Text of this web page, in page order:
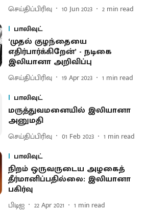
செய்திப்பிரிவு 10 Jun 2023 2 min read
பாலிவுட்
‘முதல் குழந்தையை
எதிர்பார்க்கிறேன்’ - நடிகை
இலியானா அறிவிப்பு
செய்திப்பிரிவு 19 Apr 2023 1 min read
பாலிவுட்
மருத்துவமனையில் இலியானா
அனுமதி
செய்திப்பிரிவு 01 Feb 2023 1 min read
பாலிவுட்
நிறம் ஒருவருடைய அழகைத்
தீர்மானிப்பதில்லை: இலியானா
பகிர்வு
பிடிஐ 22 Apr 2021 1 min read